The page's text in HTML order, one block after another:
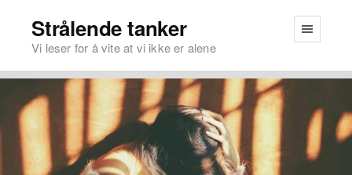
Strålende tanker
Vi leser for å vite at vi ikke er alene